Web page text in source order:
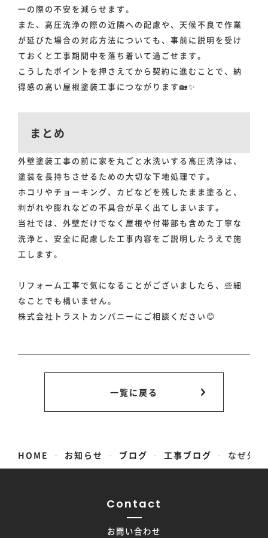
一の際の不安を減らせます。
また、高圧洗浄の際の近隣への配慮や、天候不良で作業
が延びた場合の対応方法についても、事前に説明を受け
ておくと工事期間中を落ち着いて過ごせます。
こうしたポイントを押さえてから契約に進むことで、納
得感の高い屋根塗装工事につながります🏡✨
まとめ
外壁塗装工事の前に家を丸ごと水洗いする高圧洗浄は、
塗装を長持ちさせるための大切な下地処理です。
ホコリやチョーキング、カビなどを残したまま塗ると、
剥がれや膨れなどの不具合が早く出てしまいます。
当社では、外壁だけでなく屋根や付帯部も含めた丁寧な
洗浄と、安全に配慮した工事内容をご説明したうえで施
工します。
リフォーム工事で気になることがございましたら、些細
なことでも構いません。
株式会社トラストカンパニーにご相談ください😊
一覧に戻る
HOME - お知らせ - ブログ - 工事ブログ - なぜ外
Contact
お問い合わせ